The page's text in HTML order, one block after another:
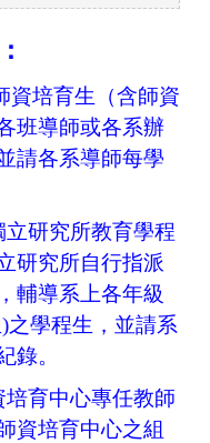
資培育生（含師資
班導師或各系辦
請各系導師每學
研究所教育學程
研究所自行指派
輔導系上各年級
之學程生，並請系
錄。
培育中心專任教師
資培育中心之組